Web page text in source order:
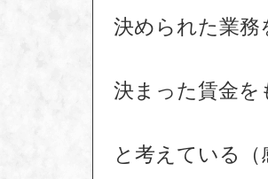
決められた業務
決まった賃金
と考えている